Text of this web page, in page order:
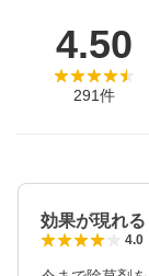
4.50
291件
効果が現れ
4.0